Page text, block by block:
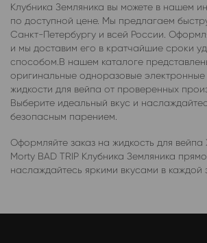
Клубника Земляника вы можете в нашем
по доступной цене. Мы предлагаем
Санкт-Петербургу и всей России.
и мы доставим его в кратчайшие сроки
способом.В нашем каталоге
оригинальные одноразовые электронные
жидкости для вейпа от проверенных
Выберите идеальный вкус и
безопасным парением.
Оформляйте заказ на жидкость для
Morty BAD TRIP Клубника Земляника
наслаждайтесь яркими вкусами в каждой